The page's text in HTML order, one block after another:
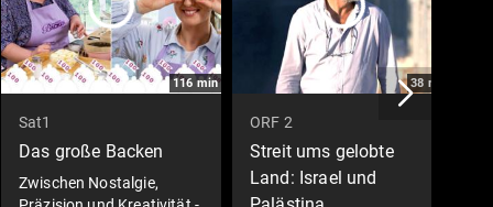
116 min
Sat1
Das große Backen
Zwischen Nostalgie,
38 min
ORF 2
Streit ums gelobte
Land: Israel und